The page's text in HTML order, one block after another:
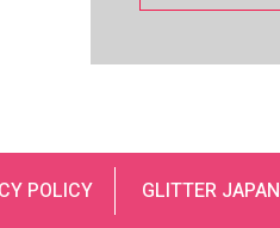
POLICY GLITTER JAPAN